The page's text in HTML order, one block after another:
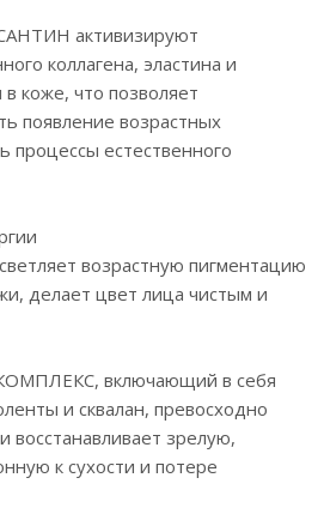
активизируют
коллагена, эластина и
коже, что позволяет
появление возрастных
процессы естественного
возрастную пигментацию
делает цвет лица чистым и
включающий в себя
и сквалан, превосходно
восстанавливает зрелую,
к сухости и потере